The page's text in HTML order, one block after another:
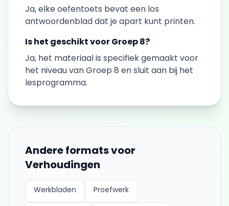
Ja, elkeoefentoets bevat een los
antwoordenblad dat je apart kunt printen.
Is het geschikt voorGroep 8?
Ja, het materiaal is specifiek gemaakt voor
het niveau vanGroep 8 en sluit aan bij het
lesprogramma.
Andere formats voor
Verhoudingen
Werkbladen Proefwerk